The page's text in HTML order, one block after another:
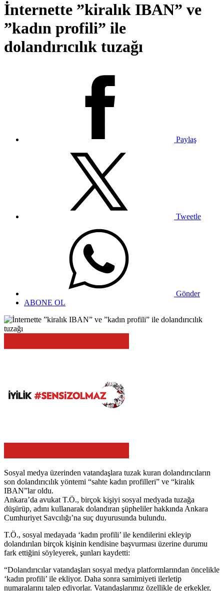
İnternette ”kiralık IBAN” ve
”kadın profili” ile
dolandırıcılık tuzağı
Paylaş
Tweetle
Gönder
ABONE OL
Sosyal medya üzerinden vatandaşlara tuzak kuran dolandırıcıların
son dolandırıcılık yöntemi “sahte kadın profilleri” ve “kiralık
IBAN”lar oldu.
Ankara’da avukat T.Ö., birçok kişiyi sosyal medyada tuzağa
düşürüp, adını kullanarak dolandıran şüpheliler hakkında Ankara
Cumhuriyet Savcılığı’na suç duyurusunda bulundu.
T.Ö., sosyal medayada ‘kadın profili’ ile kendilerini ekleyip
dolandırılan birçok kişinin kendisine başvurması üzerine durumu
fark ettiğini söyleyerek, şunları kaydetti:
“Dolandırıcılar vatandaşları sosyal medya platformlarından öncelikle
‘kadın profili’ ile ekliyor. Daha sonra samimiyeti ilerletip
numaralarını talep ediyorlar. Vatandaşlarımız özellikle de erkekler,